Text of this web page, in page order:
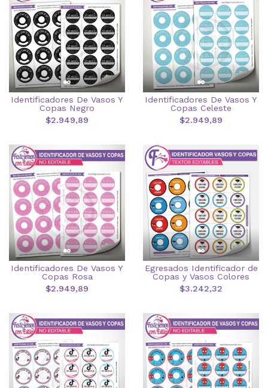
Identificadores De Vasos Y
Copas Negro
$2.949,89
Identificadores De Vasos Y
Copas Celeste
$2.949,89
Identificadores De Vasos Y
Copas Rosa
$2.949,89
Egresados Identificador de
Copas y Vasos Colores
$3.242,32